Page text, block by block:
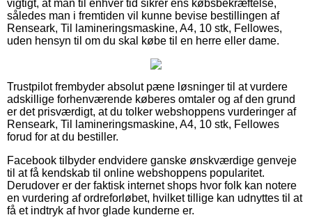
vigtigt, at man til enhver tid sikrer ens købsbekræftelse,
således man i fremtiden vil kunne bevise bestillingen af
Renseark, Til lamineringsmaskine, A4, 10 stk, Fellowes,
uden hensyn til om du skal købe til en herre eller dame.
Trustpilot frembyder absolut pæne løsninger til at vurdere
adskillige forhenværende køberes omtaler og af den grund
er det prisværdigt, at du tolker webshoppens vurderinger af
Renseark, Til lamineringsmaskine, A4, 10 stk, Fellowes
forud for at du bestiller.
Facebook tilbyder endvidere ganske ønskværdige genveje
til at få kendskab til online webshoppens popularitet.
Derudover er der faktisk internet shops hvor folk kan notere
en vurdering af ordreforløbet, hvilket tillige kan udnyttes til at
få et indtryk af hvor glade kunderne er.